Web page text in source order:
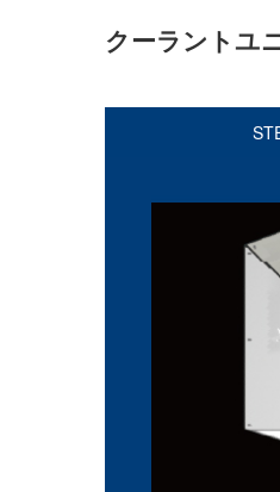
クーラントユ